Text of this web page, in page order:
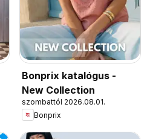
Bonprix katalógus -
New Collection
szombattól 2026.08.01.
Bonprix